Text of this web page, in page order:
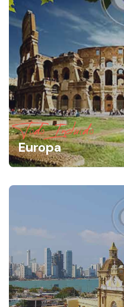
Todo Incluido
Europa